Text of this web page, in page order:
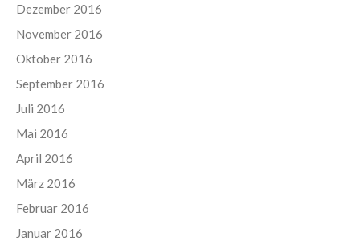
Dezember 2016
November 2016
Oktober 2016
September 2016
Juli 2016
Mai 2016
April 2016
März 2016
Februar 2016
Januar 2016